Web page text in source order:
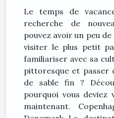
Le temps de
recherche de
pouvez avoir un peu
visiter le plus petit
familiariser avec sa
pittoresque et passer
de sable fin ?
pourquoi vous deviez
maintenant.